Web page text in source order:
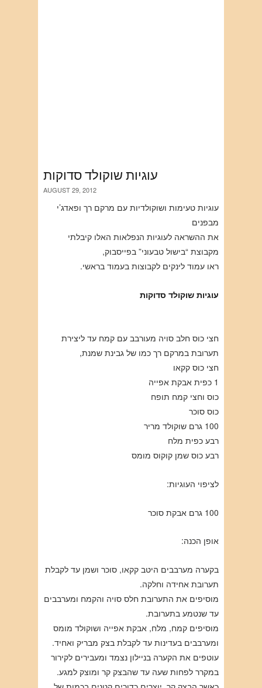
עוגיות שוקולד סדוקות
AUGUST 29, 2012
עוגיות טעימות ושוקולדיות עם מרקם רך ופאדג’י
מבפנים
את ההשראה לעוגיות הנפלאות האלו קיבלתי
מקבוצת “בישול טבעוני” בפייסבוק,
ראו עמוד לינקים לקבוצות בעמוד בראשי.
עוגיות שוקולד סדוקות
חצי כוס חלב סויה מעורבב עם קמח עד ליצירת
תערובת במרקם רך כמו של גבינת שמנת,
חצי כוס קקאו
1 כפית אבקת אפייה
כוס וחצי קמח תופח
כוס סוכר
100 גרם שוקולד מריר
רבע כפית מלח
רבע כוס שמן קוקוס מומס
לציפוי העוגיות:
100 גרם אבקת סוכר
אופן הכנה:
בקערה מערבבים היטב קקאו, סוכר ושמן עד לקבלת
תערובת אחידה וחלקה.
מוסיפים את התערובת חלס סויה והקמח ומערבבים
עד שנטמע בתערובת.
מוסיפים קמח, מלח, אבקת אפייה ושוקולד מומס
ומערבבים בעדינות עד לקבלת בצק מבריק ואחיד.
עוטפים את הקערה בניילון נצמד ומעבירים לקירור
במקרר לפחות שעה עד שהבצק קר ומוצק למגע.